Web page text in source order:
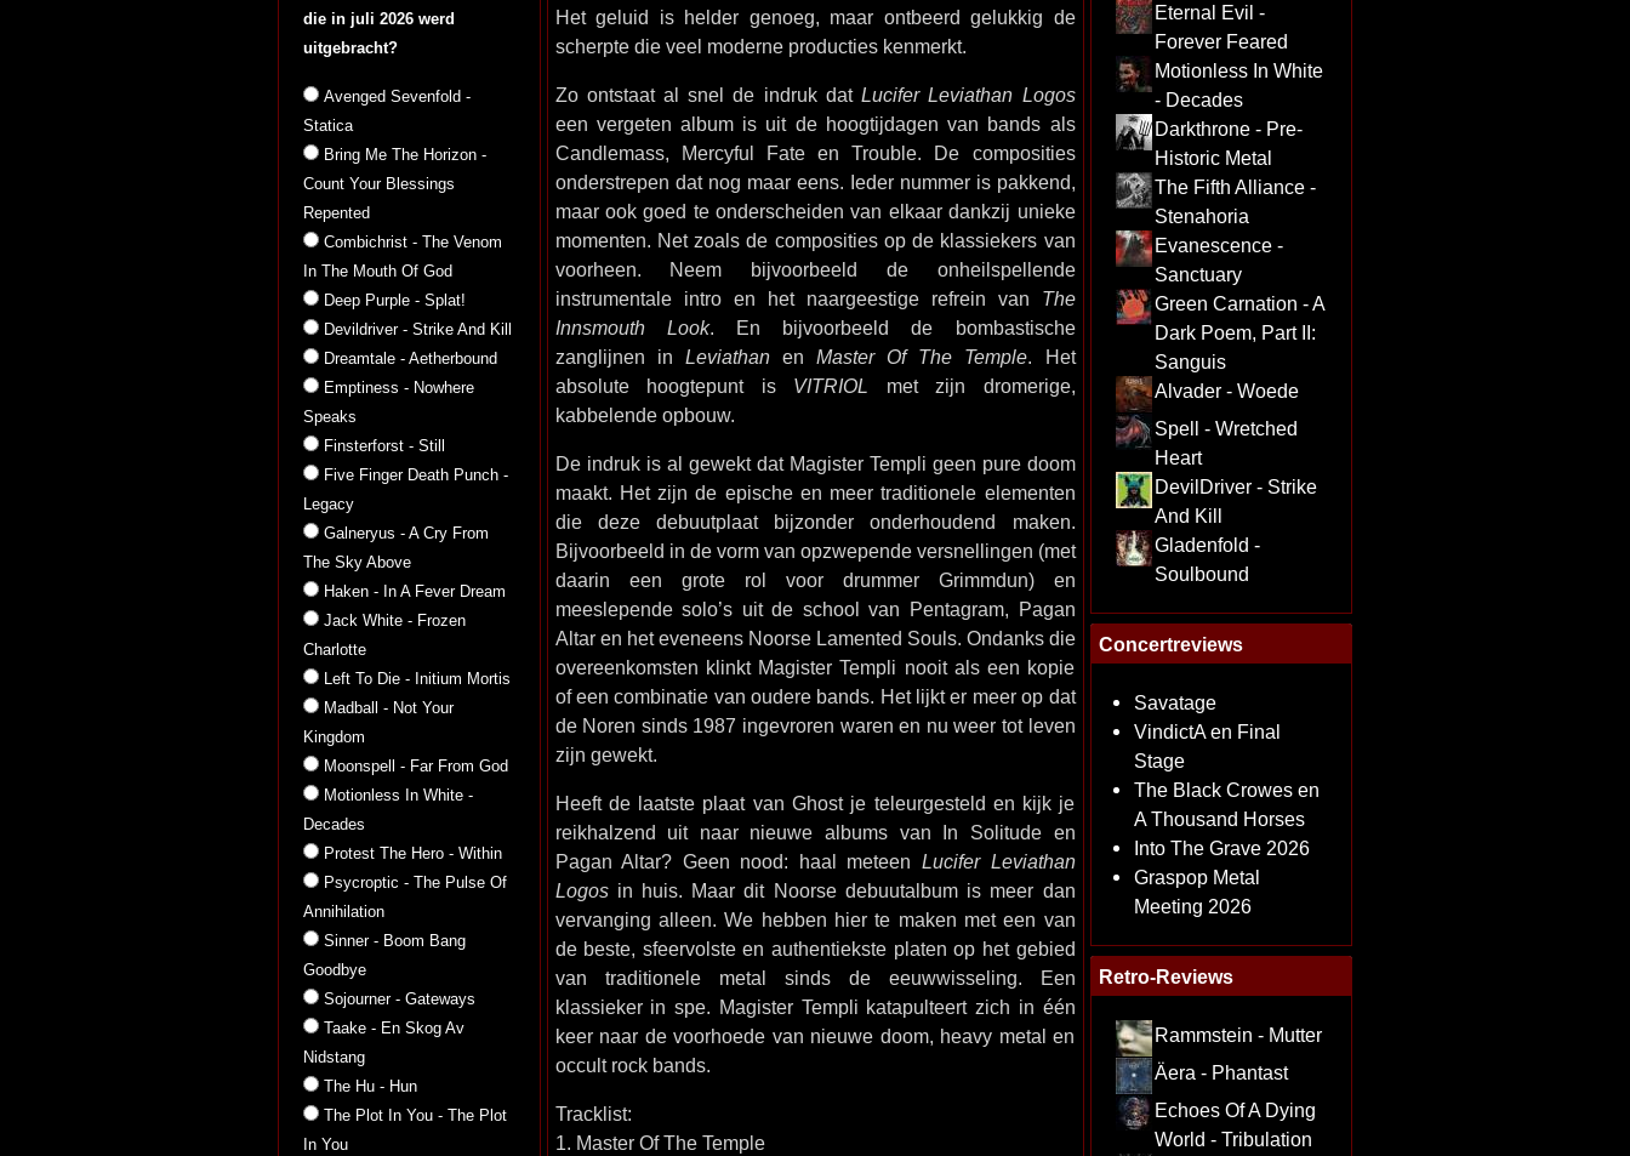
die in juli 2026 werd
uitgebracht?
Avenged Sevenfold -
Statica
Bring Me The Horizon -
Count Your Blessings
Repented
Combichrist - The Venom
In The Mouth Of God
Deep Purple - Splat!
Devildriver - Strike And Kill
Dreamtale - Aetherbound
Emptiness - Nowhere
Speaks
Finsterforst - Still
Five Finger Death Punch -
Legacy
Galneryus - A Cry From
The Sky Above
Haken - In A Fever Dream
Jack White - Frozen
Charlotte
Left To Die - Initium Mortis
Madball - Not Your
Kingdom
Moonspell - Far From God
Motionless In White -
Decades
Protest The Hero - Within
Psycroptic - The Pulse Of
Annihilation
Sinner - Boom Bang
Goodbye
Sojourner - Gateways
Taake - En Skog Av
Nidstang
The Hu - Hun
The Plot In You - The Plot
In You
Het geluid is helder genoeg, maar ontbeerd gelukkig de
scherpte die veel moderne producties kenmerkt.
Zo ontstaat al snel de indruk datLucifer Leviathan Logos
een vergeten album is uit de hoogtijdagen van bands als
Candlemass, Mercyful Fate en Trouble. De composities
onderstrepen dat nog maar eens. Ieder nummer is pakkend,
maar ook goed te onderscheiden van elkaar dankzij unieke
momenten. Net zoals de composities op de klassiekers van
voorheen. Neem bijvoorbeeld de onheilspellende
instrumentale intro en het naargeestige refrein van The
Innsmouth Look. En bijvoorbeeld de bombastische
zanglijnen in Leviathanen Master Of The Temple. Het
absolute hoogtepunt is VITRIOL met zijn dromerige,
kabbelende opbouw.
De indruk is al gewekt dat Magister Templi geen pure doom
maakt. Het zijn de epische en meer traditionele elementen
die deze debuutplaat bijzonder onderhoudend maken.
Bijvoorbeeld in de vorm van opzwepende versnellingen (met
daarin een grote rol voor drummer Grimmdun) en
meeslepende solo’s uit de school van Pentagram, Pagan
Altar en het eveneens Noorse Lamented Souls. Ondanks die
overeenkomsten klinkt Magister Templi nooit als een kopie
of een combinatie van oudere bands. Het lijkt er meer op dat
de Noren sinds 1987 ingevroren waren en nu weer tot leven
zijn gewekt.
Heeft de laatste plaat van Ghost je teleurgesteld en kijk je
reikhalzend uit naar nieuwe albums van In Solitude en
Pagan Altar? Geen nood: haal meteen Lucifer Leviathan
Logosin huis. Maar dit Noorse debuutalbum is meer dan
vervanging alleen. We hebben hier te maken met een van
de beste, sfeervolste en authentiekste platen op het gebied
van traditionele metal sinds de eeuwwisseling. Een
klassieker in spe. Magister Templi katapulteert zich in één
keer naar de voorhoede van nieuwe doom, heavy metal en
occult rock bands.
Tracklist:
1. Master Of The Temple
Eternal Evil -
Forever Feared
Motionless In White
- Decades
Darkthrone - Pre-
Historic Metal
The Fifth Alliance -
Stenahoria
Evanescence -
Sanctuary
Green Carnation - A
Dark Poem, Part II:
Sanguis
Alvader - Woede
Spell - Wretched
Heart
DevilDriver - Strike
And Kill
Gladenfold -
Soulbound
Concertreviews
Savatage
VindictA en Final
Stage
The Black Crowes en
A Thousand Horses
Into The Grave 2026
Graspop Metal
Meeting 2026
Retro-Reviews
Rammstein - Mutter
Äera - Phantast
Echoes Of A Dying
World - Tribulation